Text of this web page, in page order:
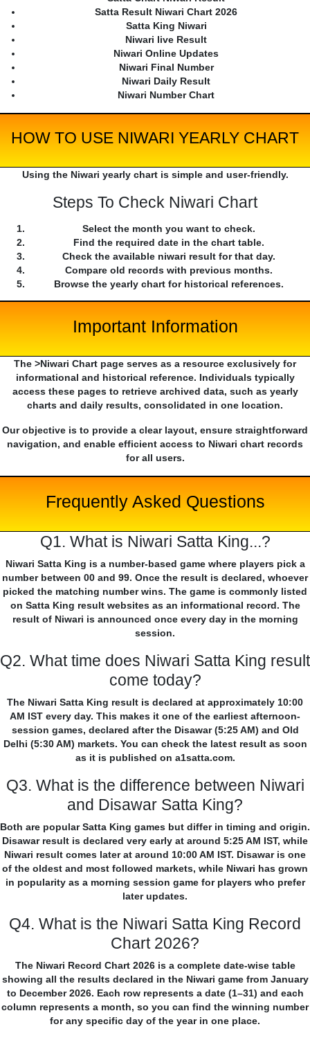
Satta Result Niwari Chart 2026
Satta King Niwari
Niwari live Result
Niwari Online Updates
Niwari Final Number
Niwari Daily Result
Niwari Number Chart
HOW TO USE NIWARI YEARLY CHART
Using the Niwari yearly chart is simple and user-friendly.
Steps To Check Niwari Chart
Select the month you want to check.
Find the required date in the chart table.
Check the available niwari result for that day.
Compare old records with previous months.
Browse the yearly chart for historical references.
Important Information
The >Niwari Chart page serves as a resource exclusively for
informational and historical reference. Individuals typically
access these pages to retrieve archived data, such as yearly
charts and daily results, consolidated in one location.
Our objective is to provide a clear layout, ensure straightforward
navigation, and enable efficient access to Niwari chart records
for all users.
Frequently Asked Questions
Q1. What is Niwari Satta King...?
Niwari Satta King is a number-based game where players pick a
number between 00 and 99. Once the result is declared, whoever
picked the matching number wins. The game is commonly listed
on Satta King result websites as an informational record. The
result of Niwari is announced once every day in the morning
session.
Q2. What time does Niwari Satta King result
come today?
The Niwari Satta King result is declared at approximately 10:00
AM IST every day. This makes it one of the earliest afternoon-
session games, declared after the Disawar (5:25 AM) and Old
Delhi (5:30 AM) markets. You can check the latest result as soon
as it is published on a1satta.com.
Q3. What is the difference between Niwari
and Disawar Satta King?
Both are popular Satta King games but differ in timing and origin.
Disawar result is declared very early at around 5:25 AM IST, while
Niwari result comes later at around 10:00 AM IST. Disawar is one
of the oldest and most followed markets, while Niwari has grown
in popularity as a morning session game for players who prefer
later updates.
Q4. What is the Niwari Satta King Record
Chart 2026?
The Niwari Record Chart 2026 is a complete date-wise table
showing all the results declared in the Niwari game from January
to December 2026. Each row represents a date (1–31) and each
column represents a month, so you can find the winning number
for any specific day of the year in one place.